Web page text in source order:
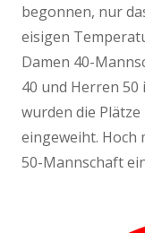
begonnen, nur
eisigen
Damen 40-
40 und Herren 50
wurden die
eingeweiht.
50-Mannschaft